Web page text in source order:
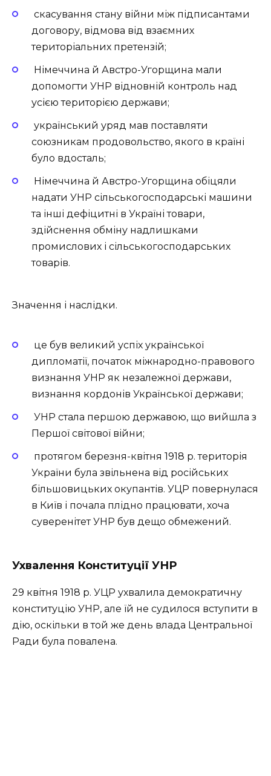
скасування стану війни між підписантами
договору, відмова від взаємних
територіальних претензій;
Німеччина й Австро-Угорщина мали
допомогти УНР відновній контроль над
усією територією держави;
український уряд мав поставляти
союзникам продовольство, якого в країні
було вдосталь;
Німеччина й Австро-Угорщина обіцяли
надати УНР сільськогосподарські машини
та інші дефіцитні в Україні товари,
здійснення обміну надлишками
промислових і сільськогосподарських
товарів.
Значення і наслідки.
це був великий успіх української
дипломатії, початок міжнародно-правового
визнання УНР як незалежної держави,
визнання кордонів Української держави;
УНР стала першою державою, що вийшла з
Першої світової війни;
протягом березня-квітня 1918 р. територія
України була звільнена від російських
більшовицьких окупантів. УЦР повернулася
в Київ і почала плідно працювати, хоча
суверенітет УНР був дещо обмежений.
Ухвалення Конституції УНР
29 квітня 1918 р. УЦР ухвалила демократичну
конституцію УНР, але їй не судилося вступити в
дію, оскільки в той же день влада Центральної
Ради була повалена.